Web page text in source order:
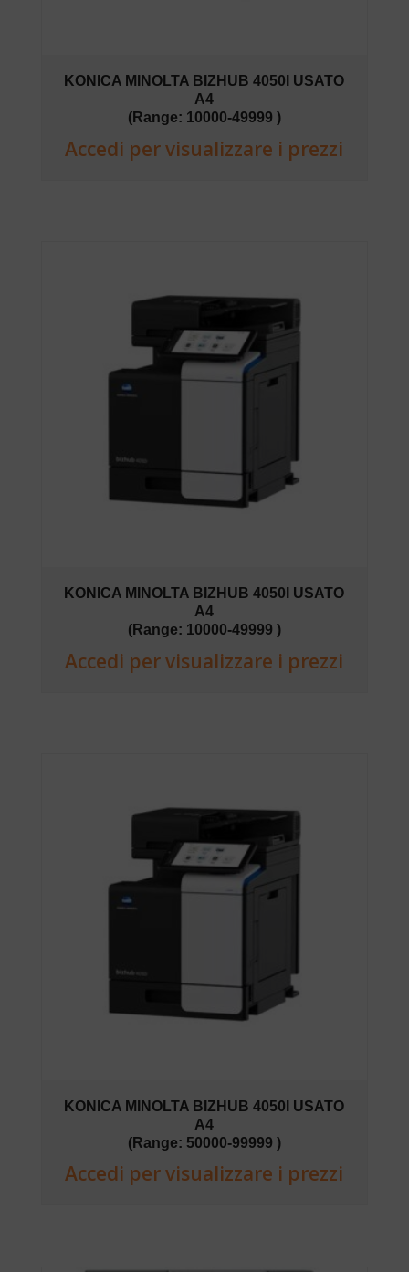
KONICA MINOLTA BIZHUB 4050I USATO
A4
(Range: 10000-49999 )
Accedi per visualizzare i prezzi
KONICA MINOLTA BIZHUB 4050I USATO
A4
(Range: 10000-49999 )
Accedi per visualizzare i prezzi
KONICA MINOLTA BIZHUB 4050I USATO
A4
(Range: 50000-99999 )
Accedi per visualizzare i prezzi